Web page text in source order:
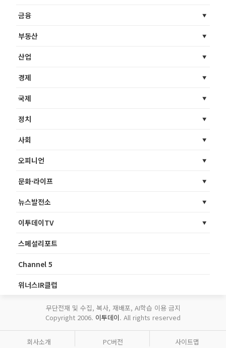
금융
부동산
산업
경제
국제
정치
사회
오피니언
문화·라이프
뉴스발전소
이투데이TV
스페셜리포트
Channel 5
위너스IR클럽
무단전재 및 수집, 복사, 재배포, AI학습 이용 금지
Copyright 2006. 이투데이. All rights reserved
회사소개 PC버전 사이트맵